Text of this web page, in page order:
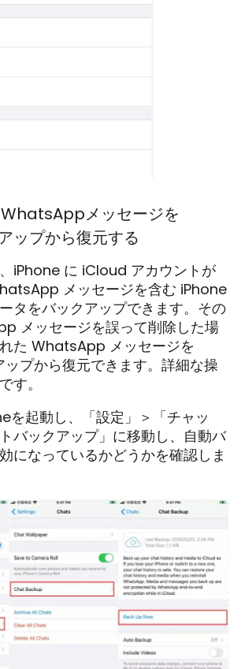
WhatsAppメッセージを
ップから復元する
iPhone に iCloud アカウントが
メッセージを含む iPhone
タをバックアップできます。その
メッセージを誤って削除した場
た WhatsApp メッセージを
プから復元できます。詳細な操
す。
を起動し、「設定」＞「チャッ
バックアップ」に移動し、自動バ
になっているかどうかを確認しま